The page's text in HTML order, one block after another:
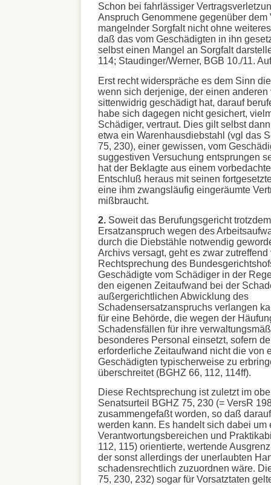
Schon bei fahrlässiger
Anspruch Genommene gegenüber dem
mangelnder Sorgfalt nicht ohne
daß das vom Geschädigten in ihn
selbst einen Mangel an Sorgfalt
114; Staudinger/Werner, BGB 10./11.
Erst recht widerspräche es dem Sinn
wenn sich derjenige, der einen anderen
sittenwidrig geschädigt hat, darauf
habe sich dagegen nicht gesichert,
Schädiger, vertraut. Dies gilt selbst
etwa ein Warenhausdiebstahl (vgl das
75, 230), einer gewissen, vom
suggestiven Versuchung entsprungen
hat der Beklagte aus einem
Entschluß heraus mit seinen
eine ihm zwangsläufig eingeräumte
mißbraucht.
2.Soweit das Berufungsgericht
Ersatzanspruch wegen des
durch die Diebstähle notwendig
Archivs versagt, geht es zwar zutreffend
Rechtsprechung des
Geschädigte vom Schädiger in der
den eigenen Zeitaufwand bei der
außergerichtlichen Abwicklung des
Schadensersatzanspruchs verlangen
für eine Behörde, die wegen der
Schadensfällen für ihre
besonderes Personal einsetzt, sofern
erforderliche Zeitaufwand nicht die von
Geschädigten typischerweise zu
überschreitet (BGHZ 66, 112, 114ff).
Diese Rechtsprechung ist zuletzt im
Senatsurteil BGHZ 75, 230 (= VersR
zusammengefaßt worden, so daß
werden kann. Es handelt sich dabei um
Verantwortungsbereichen und
112, 115) orientierte, wertende
der sonst allerdings der unerlaubten
schadensrechtlich zuzuordnen wäre.
75, 230, 232) sogar für Vorsatztaten